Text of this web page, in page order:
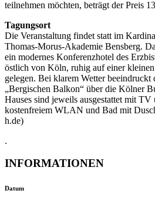
teilnehmen möchten, beträgt der Preis
Tagungsort
Die Veranstaltung findet statt im
Thomas-Morus-Akademie Bensberg.
ein modernes Konferenzhotel des
östlich von Köln, ruhig auf einer
gelegen. Bei klarem Wetter
„Bergischen Balkon“ über die Kölner
Hauses sind jeweils ausgestattet mit TV
kostenfreiem WLAN und Bad mit
h.de)
.
INFORMATIONEN
Datum